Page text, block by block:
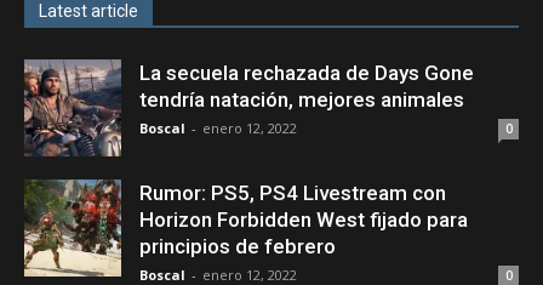
Latest article
La secuela rechazada de Days Gone
tendría natación, mejores animales
Boscal - enero 12, 2022 0
Rumor: PS5, PS4 Livestream con
Horizon Forbidden West fijado para
principios de febrero
Boscal - enero 12, 2022 0